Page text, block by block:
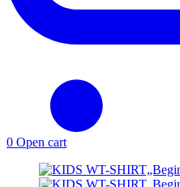
0 Open cart